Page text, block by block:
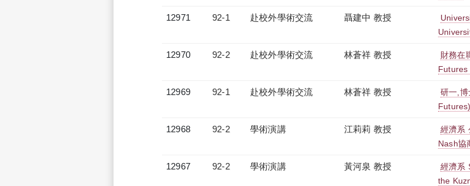
12971 92-1 赴校外學術交流 聶建中 教授
12970 92-2 赴校外學術交流 林蒼祥 教授
財務在
Futures
12969 92-1 赴校外學術交流 林蒼祥 教授
研一,
Futures)
12968 92-2 學術演講 江莉莉 教授
經濟系
Nash協
12967 92-2 學術演講 黃河泉 教授
經濟系
the